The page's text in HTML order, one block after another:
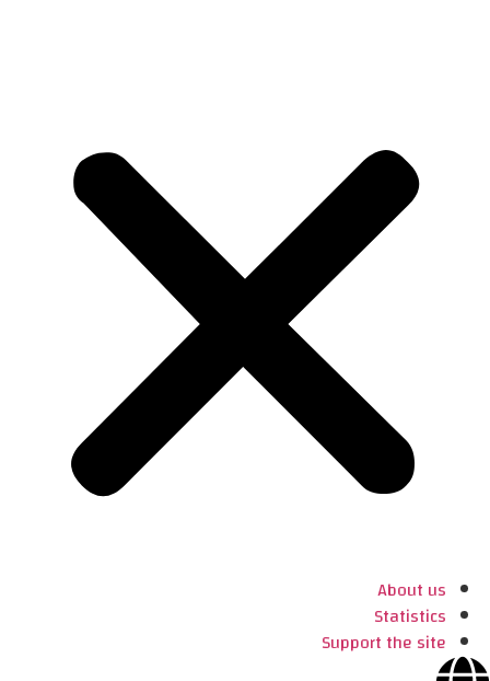
About us
Statistics
Support the site